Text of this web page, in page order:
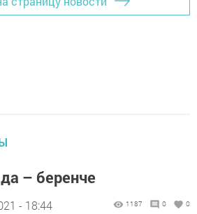
– беренче
- 18:44 1187 0 0